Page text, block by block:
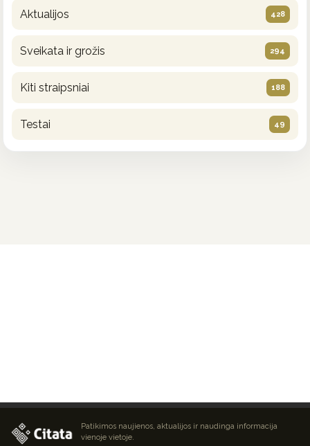
Aktualijos 428
Sveikata ir grožis 294
Kiti straipsniai 188
Testai 49
Patikimos naujienos, aktualijos ir naudinga informacija
vienoje vietoje.